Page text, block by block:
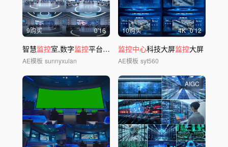
9购买 0'16
智慧监控室,数字监控平台，全息 控制室
AE模板 sunnyxulan
10购买 4K 0'12
监控中心科技大屏监控大屏
AE模板 syt560
AIGC